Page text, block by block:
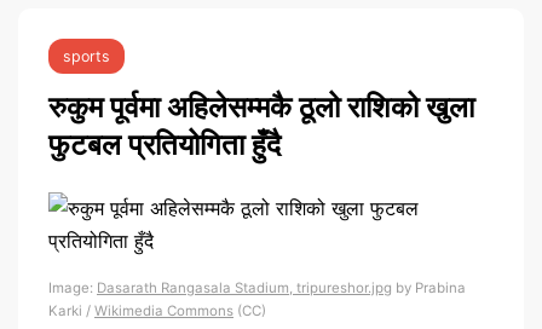
sports
रुकुम पूर्वमा अहिलेसम्मकै ठूलो राशिको खुला
फुटबल प्रतियोगिता हुँदै
Image: Dasarath Rangasala Stadium, tripureshor.jpg by Prabina
Karki / Wikimedia Commons (CC)